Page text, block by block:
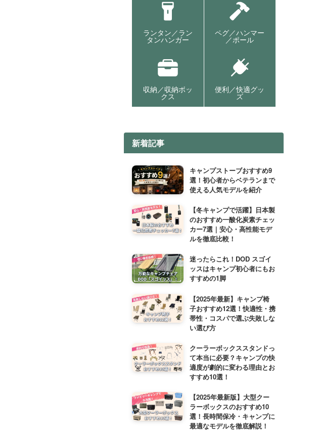
ランタン／ラン
タンハンガー
ペグ／ハンマー
／ポール
収納／収納ボッ
クス
便利／快適グッ
ズ
新着記事
キャンプストーブおすすめ9
選！初心者からベテランまで
使える人気モデルを紹介
【冬キャンプで活躍】日本製
のおすすめ一酸化炭素チェッ
カー7選｜安心・高性能モデ
ルを徹底比較！
迷ったらこれ！DOD スゴイ
ッスはキャンプ初心者にもお
すすめの1脚
【2025年最新】キャンプ椅
子おすすめ12選！快適性・携
帯性・コスパで選ぶ失敗しな
い選び方
クーラーボックススタンドっ
て本当に必要？キャンプの快
適度が劇的に変わる理由とお
すすめ10選！
【2025年最新版】大型クー
ラーボックスのおすすめ10
選！長時間保冷・キャンプに
最適なモデルを徹底解説！